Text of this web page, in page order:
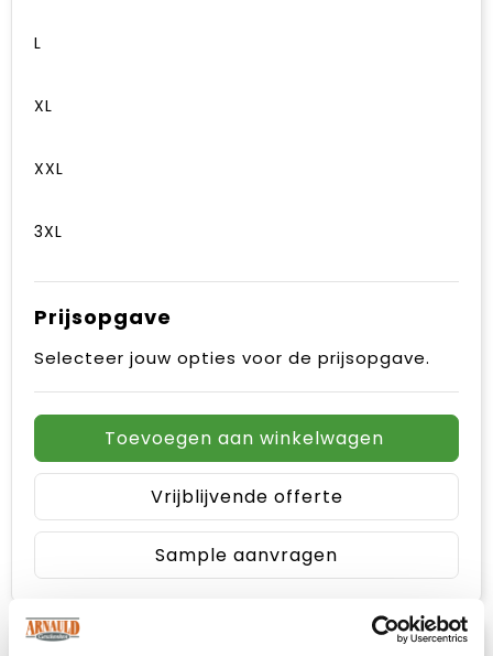
L
XL
XXL
3XL
Prijsopgave
Selecteer jouw opties voor de prijsopgave.
Toevoegen aan winkelwagen
Vrijblijvende offerte
Sample aanvragen